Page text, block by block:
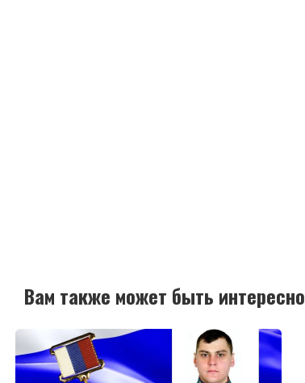
Вам также может быть интересно